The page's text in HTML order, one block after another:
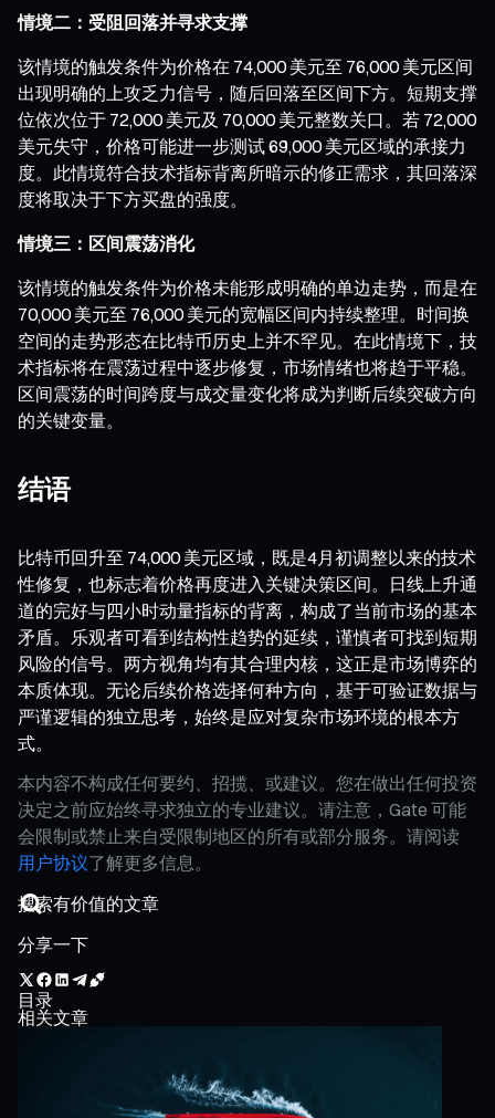
情境二：受阻回落并寻求支撑
该情境的触发条件为价格在 74,000 美元至 76,000 美元区间
出现明确的上攻乏力信号，随后回落至区间下方。短期支撑
位依次位于 72,000 美元及 70,000 美元整数关口。若 72,000
美元失守，价格可能进一步测试 69,000 美元区域的承接力
度。此情境符合技术指标背离所暗示的修正需求，其回落深
度将取决于下方买盘的强度。
情境三：区间震荡消化
该情境的触发条件为价格未能形成明确的单边走势，而是在
70,000 美元至 76,000 美元的宽幅区间内持续整理。时间换
空间的走势形态在比特币历史上并不罕见。在此情境下，技
术指标将在震荡过程中逐步修复，市场情绪也将趋于平稳。
区间震荡的时间跨度与成交量变化将成为判断后续突破方向
的关键变量。
结语
比特币回升至 74,000 美元区域，既是4月初调整以来的技术
性修复，也标志着价格再度进入关键决策区间。日线上升通
道的完好与四小时动量指标的背离，构成了当前市场的基本
矛盾。乐观者可看到结构性趋势的延续，谨慎者可找到短期
风险的信号。两方视角均有其合理内核，这正是市场博弈的
本质体现。无论后续价格选择何种方向，基于可验证数据与
严谨逻辑的独立思考，始终是应对复杂市场环境的根本方
式。
本内容不构成任何要约、招揽、或建议。您在做出任何投资
决定之前应始终寻求独立的专业建议。请注意，Gate 可能
会限制或禁止来自受限制地区的所有或部分服务。请阅读
用户协议了解更多信息。
分享一下
目录
相关文章